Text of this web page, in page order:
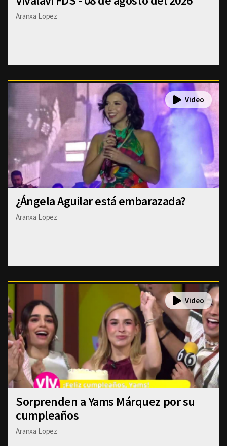
Aranxa Lopez
¿Ángela Aguilar está embarazada?
Aranxa Lopez
Sorprenden a Yams Márquez por su
cumpleaños
Aranxa Lopez